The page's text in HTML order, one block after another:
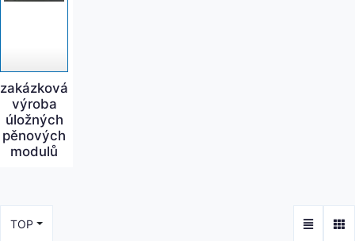
zakázková
výroba
úložných
pěnových
modulů
TOP